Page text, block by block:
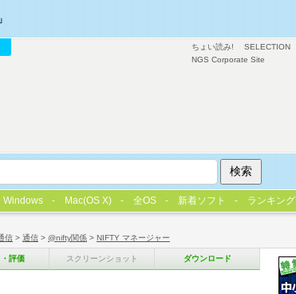
信 > 通信 > @nifty関係 > NIFTY マネージャー
評価 スクリーンショット ダウンロード
ちょい読み! SELECTION
NGS Corporate Site
Windows Mac(OS X) 全OS 新着ソフト ランキング